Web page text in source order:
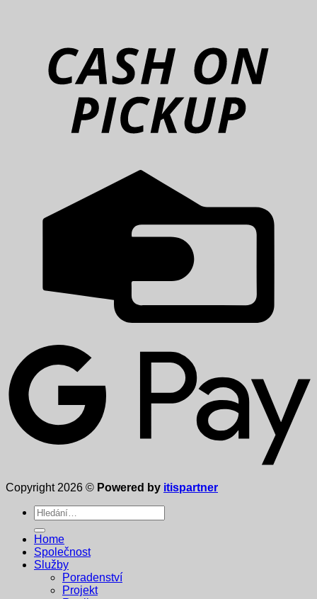
Copyright 2026 © Powered by itispartner
Hledat:
Home
Společnost
Služby
Poradenství
Projekt